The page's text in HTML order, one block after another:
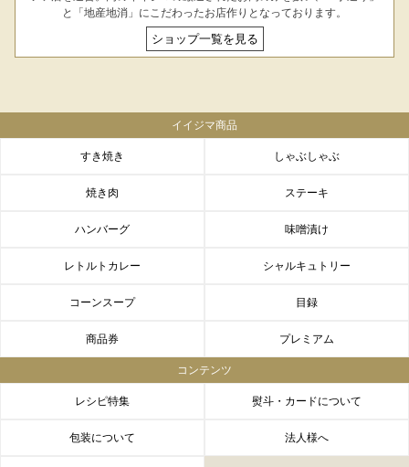
と「地産地消」にこだわったお店作りとなっております。
ショップ一覧を見る
イイジマ商品
すき焼き しゃぶしゃぶ
焼き肉 ステーキ
ハンバーグ 味噌漬け
レトルトカレー シャルキュトリー
コーンスープ 目録
商品券 プレミアム
コンテンツ
レシピ特集 熨斗・カードについて
包装について 法人様へ